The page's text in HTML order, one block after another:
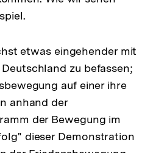
der
etwas eingehender mit
zu befassen;
auf einer ihre
anhand der
der Bewegung im
dieser Demonstration